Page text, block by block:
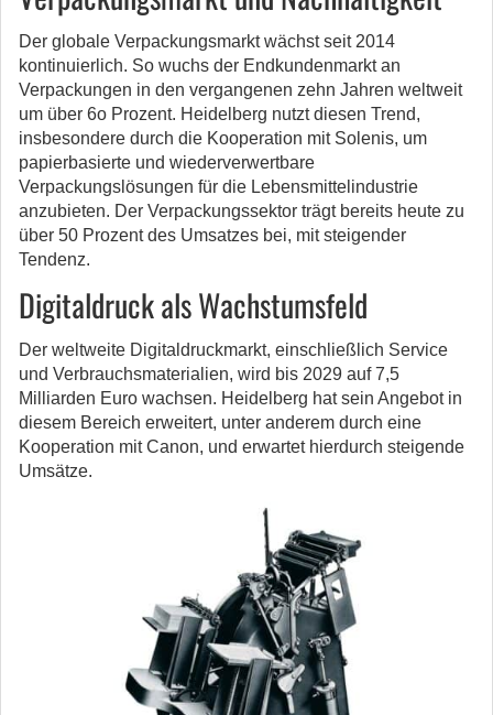
Der globale Verpackungsmarkt wächst seit 2014
kontinuierlich. So wuchs der Endkundenmarkt an
Verpackungen in den vergangenen zehn Jahren weltweit
um über 6o Prozent. Heidelberg nutzt diesen Trend,
insbesondere durch die Kooperation mit Solenis, um
papierbasierte und wiederverwertbare
Verpackungslösungen für die Lebensmittelindustrie
anzubieten. Der Verpackungssektor trägt bereits heute zu
über 50 Prozent des Umsatzes bei, mit steigender
Tendenz.
Digitaldruck als Wachstumsfeld
Der weltweite Digitaldruckmarkt, einschließlich Service
und Verbrauchsmaterialien, wird bis 2029 auf 7,5
Milliarden Euro wachsen. Heidelberg hat sein Angebot in
diesem Bereich erweitert, unter anderem durch eine
Kooperation mit Canon, und erwartet hierdurch steigende
Umsätze.